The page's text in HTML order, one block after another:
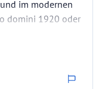
im modernen
domini 1920 oder